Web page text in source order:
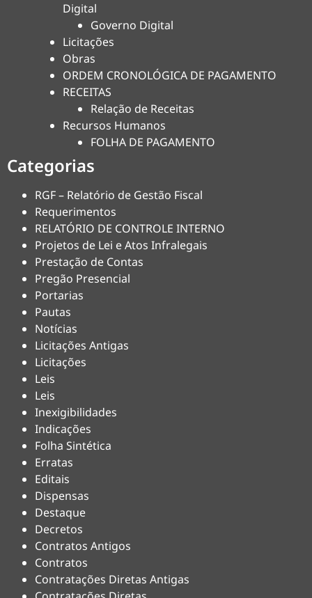
Digital
Governo Digital
Licitações
Obras
ORDEM CRONOLÓGICA DE PAGAMENTO
RECEITAS
Relação de Receitas
Recursos Humanos
FOLHA DE PAGAMENTO
Categorias
RGF – Relatório de Gestão Fiscal
Requerimentos
RELATÓRIO DE CONTROLE INTERNO
Projetos de Lei e Atos Infralegais
Prestação de Contas
Pregão Presencial
Portarias
Pautas
Notícias
Licitações Antigas
Licitações
Leis
Leis
Inexigibilidades
Indicações
Folha Sintética
Erratas
Editais
Dispensas
Destaque
Decretos
Contratos Antigos
Contratos
Contratações Diretas Antigas